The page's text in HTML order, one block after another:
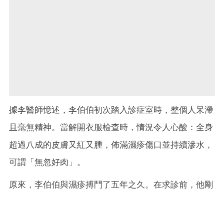
據李醫師憶述，李伯伯初次踏入診症室時，整個人呆滯
且毫無精神。當解開衣服檢查時，情況令人心酸：全身
超過八成的皮膚又紅又腫，佈滿濕疹傷口並持續滲水，
可謂「無忽好肉」。
原來，李伯伯與濕疹搏鬥了五年之久。在求診前，他剛